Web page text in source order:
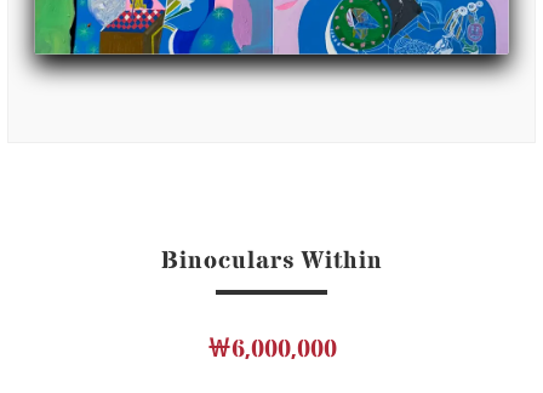
Binoculars Within
￦6,000,000